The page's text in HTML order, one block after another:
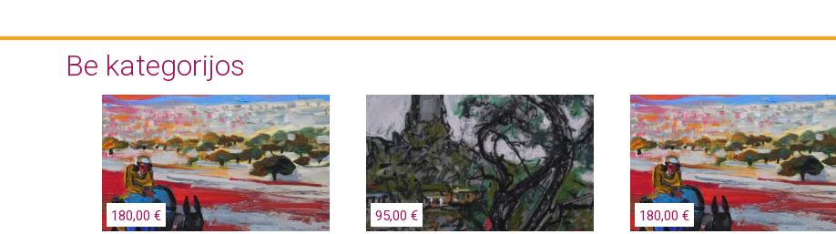
Be kategorijos
180,00 € 95,00 € 180,00 €